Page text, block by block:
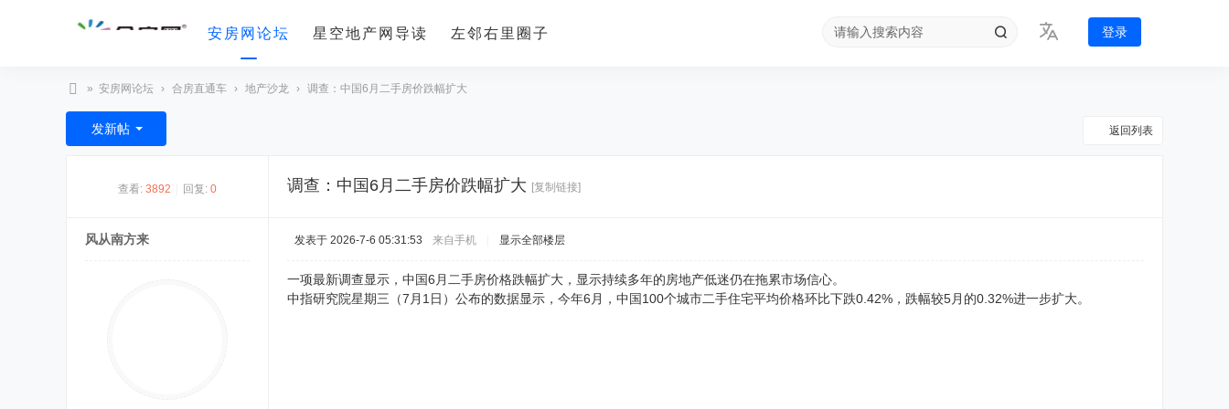
安房网论坛 星空地产网导读 左邻右里圈子 登录
合
房
» 安房网论坛 › 合房直通车 › 地产沙龙 › 调查：中国6月二手房价跌幅扩大
返回列表
发新帖
查看: 3892 回复: 0 调查：中国6月二手房价跌幅扩大 [复制链接]
风从南方来 发表于 2026-7-6 05:31:53 来自手机 显示全部楼层
一项最新调查显示，中国6月二手房价格跌幅扩大，显示持续多年的房地产低迷仍在拖累市场信心。
中指研究院星期三（7月1日）公布的数据显示，今年6月，中国100个城市二手住宅平均价格环比下跌0.42%，跌幅较5月的0.32%进一步扩大。